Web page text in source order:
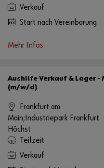
Verkauf
Start nach Vereinbarung
Mehr Infos
Aushilfe Verkauf & Lager
(m/w/d)
Frankfurt am
Main;Industriepark Frankfurt
Höchst
Teilzeit
Verkauf